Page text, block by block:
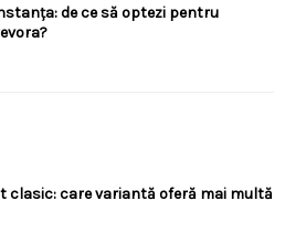
de ce să optezi pentru
clasic: care variantă oferă mai multă